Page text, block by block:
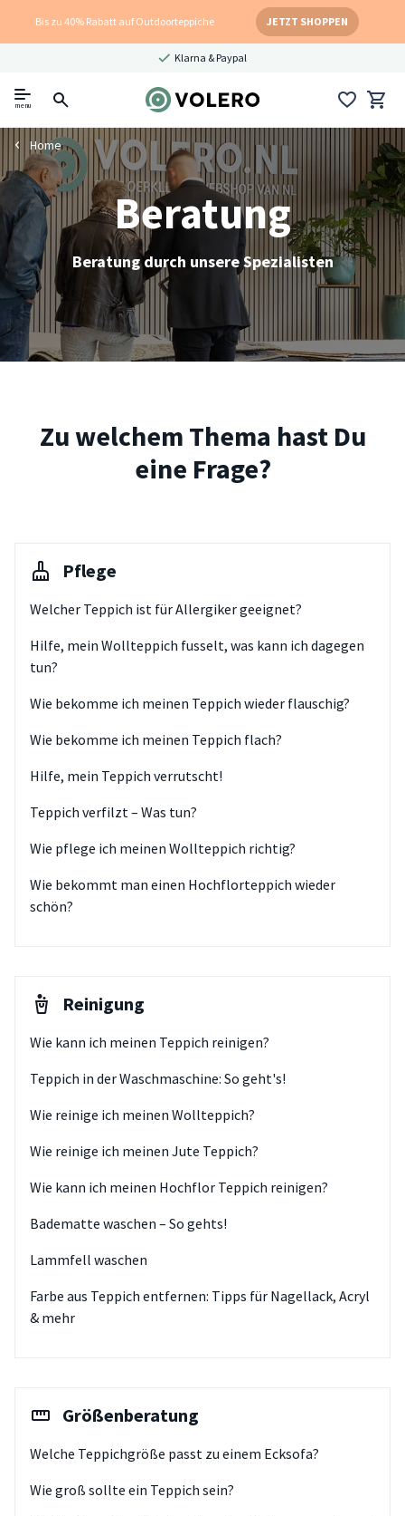
Bis zu 40% Rabatt auf Outdoorteppiche JETZT SHOPPEN
Klarna & Paypal
menu
Home
Beratung
Beratung durch unsere Spezialisten
Zu welchem Thema hast Du
eine Frage?
Pflege
Welcher Teppich ist für Allergiker geeignet?
Hilfe, mein Wollteppich fusselt, was kann ich dagegen
tun?
Wie bekomme ich meinen Teppich wieder flauschig?
Wie bekomme ich meinen Teppich flach?
Hilfe, mein Teppich verrutscht!
Teppich verfilzt – Was tun?
Wie pflege ich meinen Wollteppich richtig?
Wie bekommt man einen Hochflorteppich wieder
schön?
Reinigung
Wie kann ich meinen Teppich reinigen?
Teppich in der Waschmaschine: So geht's!
Wie reinige ich meinen Wollteppich?
Wie reinige ich meinen Jute Teppich?
Wie kann ich meinen Hochflor Teppich reinigen?
Badematte waschen – So gehts!
Lammfell waschen
Farbe aus Teppich entfernen: Tipps für Nagellack, Acryl
& mehr
Größenberatung
Welche Teppichgröße passt zu einem Ecksofa?
Wie groß sollte ein Teppich sein?